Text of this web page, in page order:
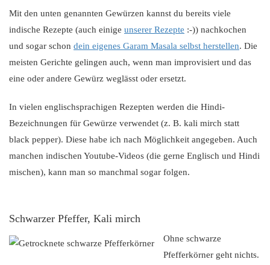
Mit den unten genannten Gewürzen kannst du bereits viele
indische Rezepte (auch einige unserer Rezepte :-)) nachkochen
und sogar schon dein eigenes Garam Masala selbst herstellen. Die
meisten Gerichte gelingen auch, wenn man improvisiert und das
eine oder andere Gewürz weglässt oder ersetzt.
In vielen englischsprachigen Rezepten werden die Hindi-
Bezeichnungen für Gewürze verwendet (z. B. kali mirch statt
black pepper). Diese habe ich nach Möglichkeit angegeben. Auch
manchen indischen Youtube-Videos (die gerne Englisch und Hindi
mischen), kann man so manchmal sogar folgen.
Schwarzer Pfeffer, Kali mirch
Ohne schwarze
Pfefferkörner geht nichts.